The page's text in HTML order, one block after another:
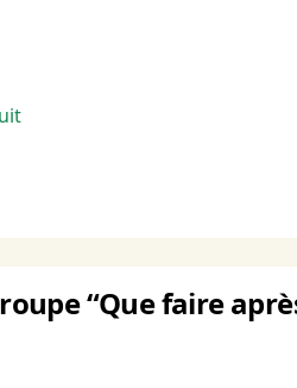
“Que faire